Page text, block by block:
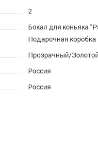
2
Бокал для коньяка
Подарочная коробка
Прозрачный/Золотой
Россия
Россия